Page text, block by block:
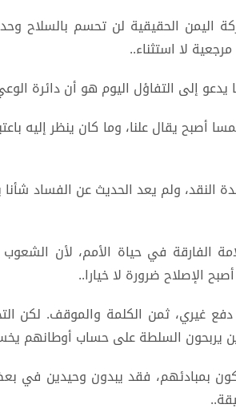
اليمن الحقيقية لن تحسم بالسلاح
لا استثناء..
يدعو إلى التفاؤل اليوم هو أن دائرة
أصبح يقال علنا، وما كان ينظر إليه
النقد، ولم يعد الحديث عن الفساد
الفارقة في حياة الأمم، لأن الشعوب
الإصلاح ضرورة لا خيارا..
غيري، ثمن الكلمة والموقف. لكن
يربحون السلطة على حساب أوطانهم
بمبادئهم، فقد يبدون وحيدين في